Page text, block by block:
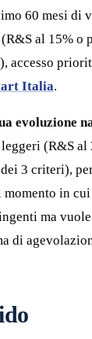
60 mesi di
al 15% o
accesso
Italia.
evoluzione
(R&S al
3 criteri),
momento in
ma
di